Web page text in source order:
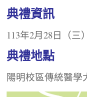
典禮資訊
113年2月28日（三
典禮地點
陽明校區傳統醫學